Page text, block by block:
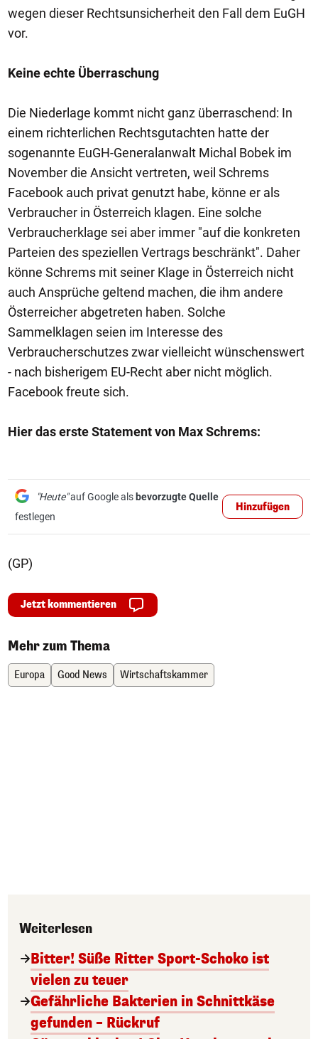
wegen dieser Rechtsunsicherheit den Fall dem EuGH
vor.
Keine echte Überraschung
Die Niederlage kommt nicht ganz überraschend: In
einem richterlichen Rechtsgutachten hatte der
sogenannte EuGH-Generalanwalt Michal Bobek im
November die Ansicht vertreten, weil Schrems
Facebook auch privat genutzt habe, könne er als
Verbraucher in Österreich klagen. Eine solche
Verbraucherklage sei aber immer "auf die konkreten
Parteien des speziellen Vertrags beschränkt". Daher
könne Schrems mit seiner Klage in Österreich nicht
auch Ansprüche geltend machen, die ihm andere
Österreicher abgetreten haben. Solche
Sammelklagen seien im Interesse des
Verbraucherschutzes zwar vielleicht wünschenswert
- nach bisherigem EU-Recht aber nicht möglich.
Facebook freute sich.
Hier das erste Statement von Max Schrems:
"Heute"auf Google als bevorzugte Quelle
festlegen
Hinzufügen
(GP)
Jetzt kommentieren
Mehr zum Thema
Europa Good News Wirtschaftskammer
Weiterlesen
Bitter! Süße Ritter Sport-Schoko ist
vielen zu teuer
Gefährliche Bakterien in Schnittkäse
gefunden – Rückruf